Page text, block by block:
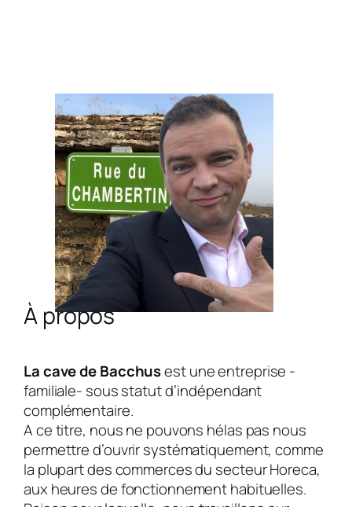
À propos
La cave de Bacchusest une entreprise -
familiale- sous statut d’indépendant
complémentaire.
A ce titre, nous ne pouvons hélas pas nous
permettre d’ouvrir systématiquement, comme
la plupart des commerces du secteur Horeca,
aux heures de fonctionnement habituelles.